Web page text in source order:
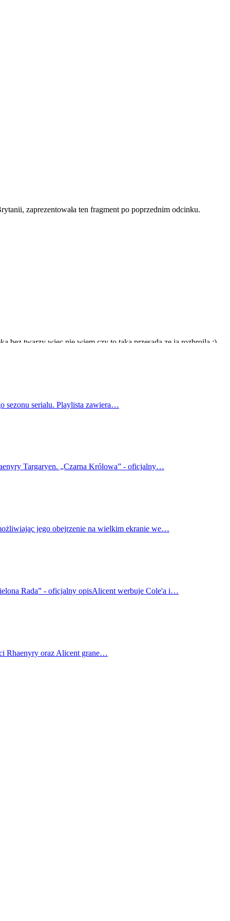
sezonu serialu. Playlista zawiera…
Targaryen. „Czarna Królowa” - oficjalny…
jego obejrzenie na wielkim ekranie we…
Rada” - oficjalny opisAlicent werbuje Cole'a i…
Rhaenyry oraz Alicent grane…